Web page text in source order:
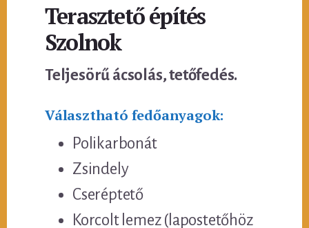
Terasztető építés
Szolnok
Teljesörű ácsolás, tetőfedés.
Választható fedőanyagok:
Polikarbonát
Zsindely
Cseréptető
Korcolt lemez (lapostetőhöz